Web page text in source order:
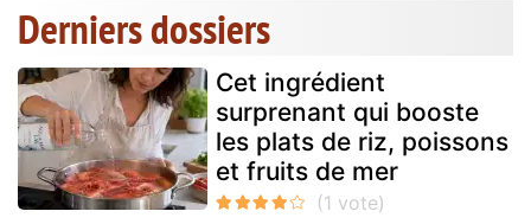
Derniers dossiers
Cet ingrédient
surprenant qui booste
les plats de riz, poissons
et fruits de mer